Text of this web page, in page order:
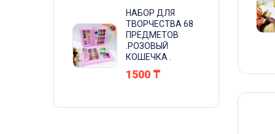
НАБОР ДЛЯ
ТВОРЧЕСТВА 68
ПРЕДМЕТОВ
.РОЗОВЫЙ
КОШЕЧКА .
1500 ₸